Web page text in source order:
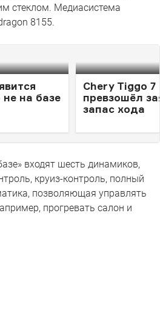
стеклом. Медиасистема
8155.
на базе
Chery Tiggo 7
превзошёл
запас хода
входят шесть динамиков,
круиз-контроль, полный
позволяющая управлять
прогревать салон и